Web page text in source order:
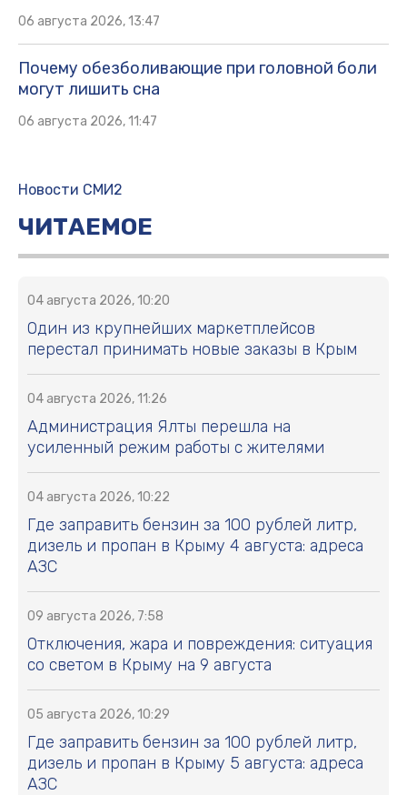
06 августа 2026, 13:47
Почему обезболивающие при головной боли
могут лишить сна
06 августа 2026, 11:47
Новости СМИ2
ЧИТАЕМОЕ
04 августа 2026, 10:20
Один из крупнейших маркетплейсов
перестал принимать новые заказы в Крым
04 августа 2026, 11:26
Администрация Ялты перешла на
усиленный режим работы с жителями
04 августа 2026, 10:22
Где заправить бензин за 100 рублей литр,
дизель и пропан в Крыму 4 августа: адреса
АЗС
09 августа 2026, 7:58
Отключения, жара и повреждения: ситуация
со светом в Крыму на 9 августа
05 августа 2026, 10:29
Где заправить бензин за 100 рублей литр,
дизель и пропан в Крыму 5 августа: адреса
АЗС